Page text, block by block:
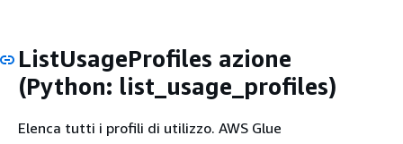
ListUsageProfiles azione
(Python: list_usage_profiles)
Elenca tutti i profili di utilizzo. AWS Glue